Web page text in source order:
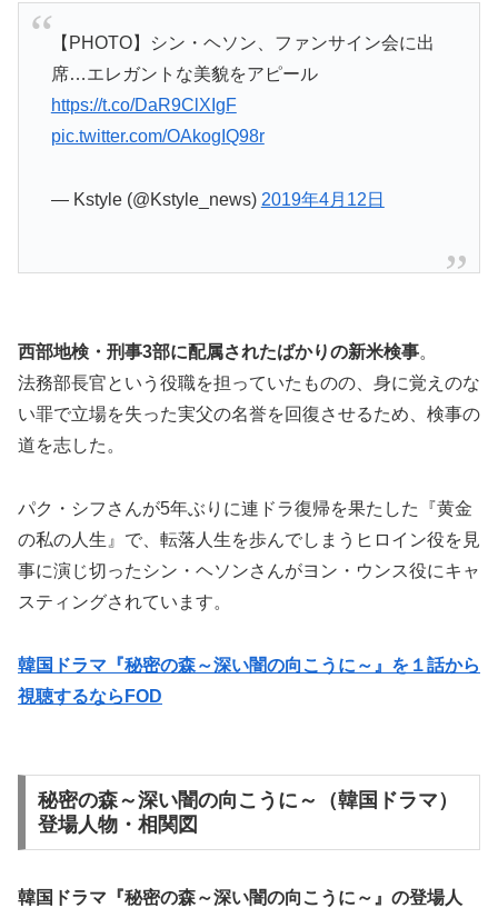
【PHOTO】シン・ヘソン、ファンサイン会に出
席…エレガントな美貌をアピール
https://t.co/DaR9ClXIgF
pic.twitter.com/OAkogIQ98r
— Kstyle (@Kstyle_news) 2019年4月12日
西部地検・刑事3部に配属されたばかりの新米検事。
法務部長官という役職を担っていたものの、身に覚えのな
い罪で立場を失った実父の名誉を回復させるため、検事の
道を志した。
パク・シフさんが5年ぶりに連ドラ復帰を果たした『黄金
の私の人生』で、転落人生を歩んでしまうヒロイン役を見
事に演じ切ったシン・ヘソンさんがヨン・ウンス役にキャ
スティングされています。
韓国ドラマ『秘密の森～深い闇の向こうに～』を１話から
視聴するならFOD
秘密の森～深い闇の向こうに～（韓国ドラマ）
登場人物・相関図
韓国ドラマ『秘密の森～深い闇の向こうに～』の登場人